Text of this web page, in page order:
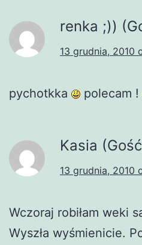
renka ;))
13 grudnia, 2010
pychotkka polecam !
Kasia
13 grudnia, 2010
Wczoraj robiłam weki
Wyszła wyśmienicie.